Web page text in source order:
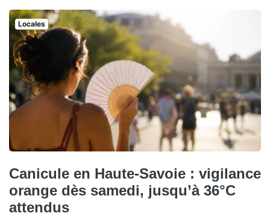
Locales
Canicule en Haute-Savoie : vigilance
orange dès samedi, jusqu’à 36°C
attendus